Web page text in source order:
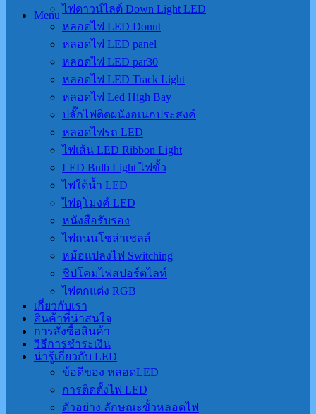
Menu
ไฟดาวน์ไลต์ Down Light LED
หลอดไฟ LED Donut
หลอดไฟ LED panel
หลอดไฟ LED par30
หลอดไฟ LED Track Light
หลอดไฟ Led High Bay
ปลั๊กไฟติดผนังอเนกประสงค์
หลอดไฟรถ LED
ไฟเส้น LED Ribbon Light
LED Bulb Light ไฟขั้ว
ไฟใต้น้ำ LED
ไฟอุโมงค์ LED
หนังสือรับรอง
ไฟถนนโซล่าเชลล์
หม้อแปลงไฟ Switching
ชิปโคมไฟสปอร์ตไลท์
ไฟตกแต่ง RGB
เกี่ยวกับเรา
สินค้าที่น่าสนใจ
การสั่งซื้อสินค้า
วิธีการชำระเงิน
น่ารู้เกี่ยวกับ LED
ข้อดีของ หลอดLED
การติดตั้งไฟ LED
ตัวอย่าง ลักษณะขั้วหลอดไฟ